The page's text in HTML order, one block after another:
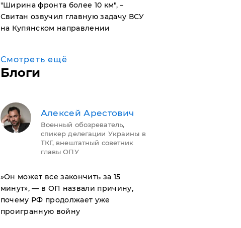
​"Ширина фронта более 10 км", –
Свитан озвучил главную задачу ВСУ
на Купянском направлении
Смотреть ещё
Блоги
Алексей Арестович
Военный обозреватель,
спикер делегации Украины в
ТКГ, внештатный советник
главы ОПУ
​»Он может все закончить за 15
минут», — в ОП назвали причину,
почему РФ продолжает уже
проигранную войну